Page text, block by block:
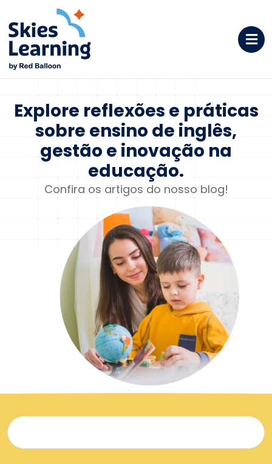
Explore reflexões e práticas
sobre ensino de inglês,
gestão e inovação na
educação.
Confira os artigos do nosso blog!